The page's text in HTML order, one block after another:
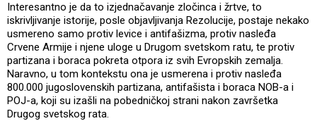
Interesantno je da to izjednačavanje zločinca i žrtve, to
iskrivljivanje istorije, posle objavljivanja Rezolucije, postaje nekako
usmereno samo protiv levice i antifašizma, protiv nasleđa
Crvene Armije i njene uloge u Drugom svetskom ratu, te protiv
partizana i boraca pokreta otpora iz svih Evropskih zemalja.
Naravno, u tom kontekstu ona je usmerena i protiv nasleđa
800.000 jugoslovenskih partizana, antifašista i boraca NOB-a i
POJ-a, koji su izašli na pobedničkoj strani nakon završetka
Drugog svetskog rata.